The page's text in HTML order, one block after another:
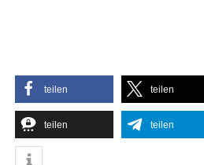
teilen teilen
teilen teilen